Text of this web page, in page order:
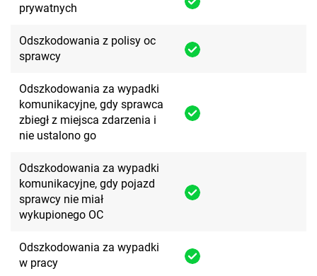
prywatnych
Odszkodowania z polisy oc
sprawcy
Odszkodowania za wypadki
komunikacyjne, gdy sprawca
zbiegł z miejsca zdarzenia i
nie ustalono go
Odszkodowania za wypadki
komunikacyjne, gdy pojazd
sprawcy nie miał
wykupionego OC
Odszkodowania za wypadki
w pracy